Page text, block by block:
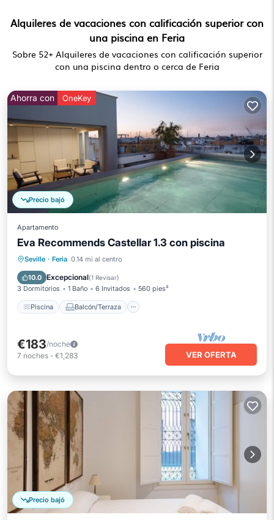
Alquileres de vacaciones con calificación superior con
una piscina en Feria
Sobre 52+ Alquileres de vacaciones con calificación superior
con una piscina dentro o cerca de Feria
Precio bajó
Ahorra con OneKey
Apartamento
Eva Recommends Castellar 1.3 con piscina
Seville · Feria 0.14 mi al centro
10.0 Excepcional(1 Revisar)
3 Dormitorios 1 Baño 6 Invitados 560 pies²
Piscina Balcón/Terraza
Piscina Balcón/Terraza
Aire acondicionado
€183/noche
7 noches - €1,283 VER OFERTA
Precio bajó